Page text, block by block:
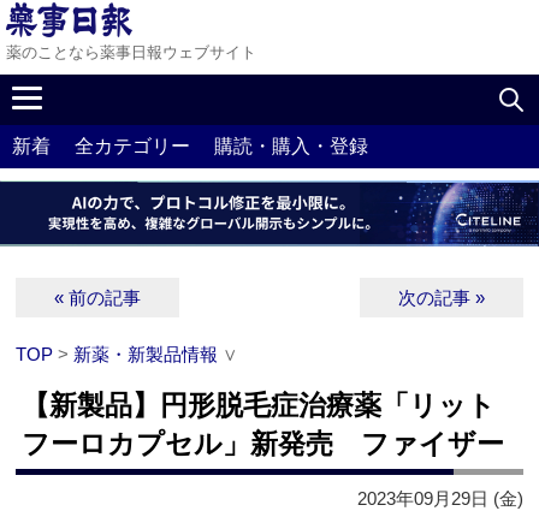
薬のことなら薬事日報ウェブサイト
新着 全カテゴリー 購読・購入・登録
« 前の記事 次の記事 »
TOP > 新薬・新製品情報 ∨
【新製品】円形脱毛症治療薬「リット
フーロカプセル」新発売 ファイザー
2023年09月29日 (金)